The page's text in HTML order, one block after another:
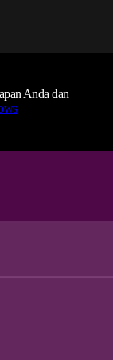
Anda dan